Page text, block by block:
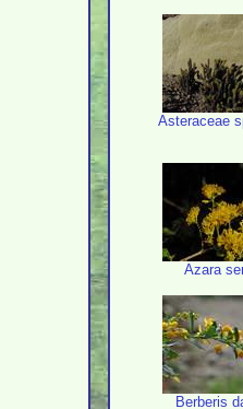
Asteraceae
Azara
Berberis